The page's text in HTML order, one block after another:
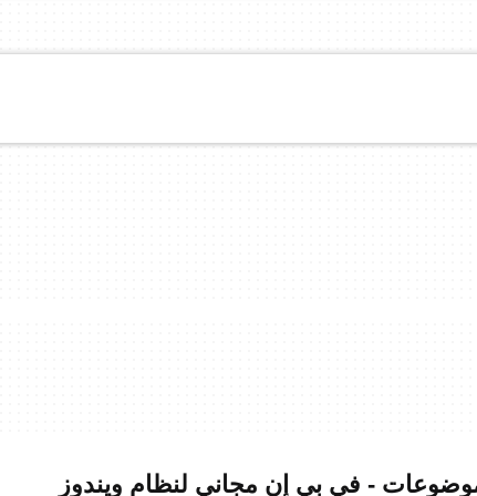
- في بي إن مجاني لنظام ويندوز